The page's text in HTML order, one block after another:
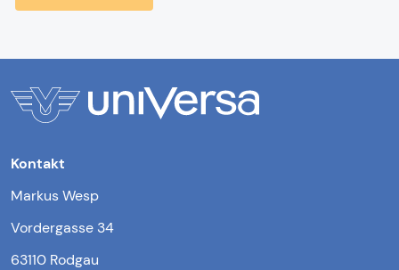
Kontakt
Markus Wesp
Vordergasse 34
63110 Rodgau